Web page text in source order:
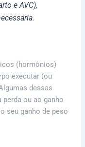
e AVC),
(hormônios)
executar (ou
dessas
ou ao ganho
seu ganho de peso